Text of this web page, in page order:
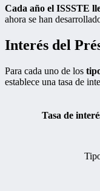
Cada año el ISSSTE
ahora se han
Interés del
Para cada uno de los
establece una tasa de
Tasa de